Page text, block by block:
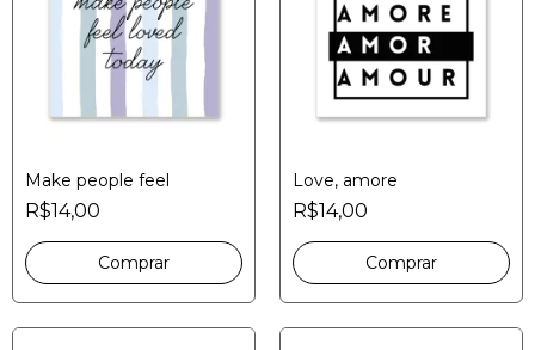
Make people feel
R$14,00
Love, amore
R$14,00